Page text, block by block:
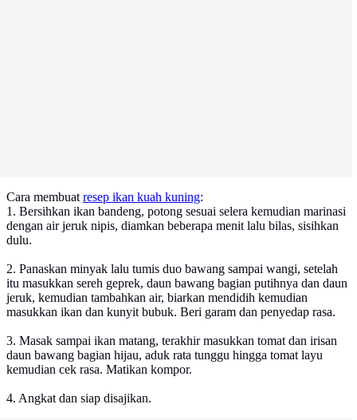
Cara membuat resep ikan kuah kuning:
1. Bersihkan ikan bandeng, potong sesuai selera kemudian marinasi
dengan air jeruk nipis, diamkan beberapa menit lalu bilas, sisihkan
dulu.
2. Panaskan minyak lalu tumis duo bawang sampai wangi, setelah
itu masukkan sereh geprek, daun bawang bagian putihnya dan daun
jeruk, kemudian tambahkan air, biarkan mendidih kemudian
masukkan ikan dan kunyit bubuk. Beri garam dan penyedap rasa.
3. Masak sampai ikan matang, terakhir masukkan tomat dan irisan
daun bawang bagian hijau, aduk rata tunggu hingga tomat layu
kemudian cek rasa. Matikan kompor.
4. Angkat dan siap disajikan.